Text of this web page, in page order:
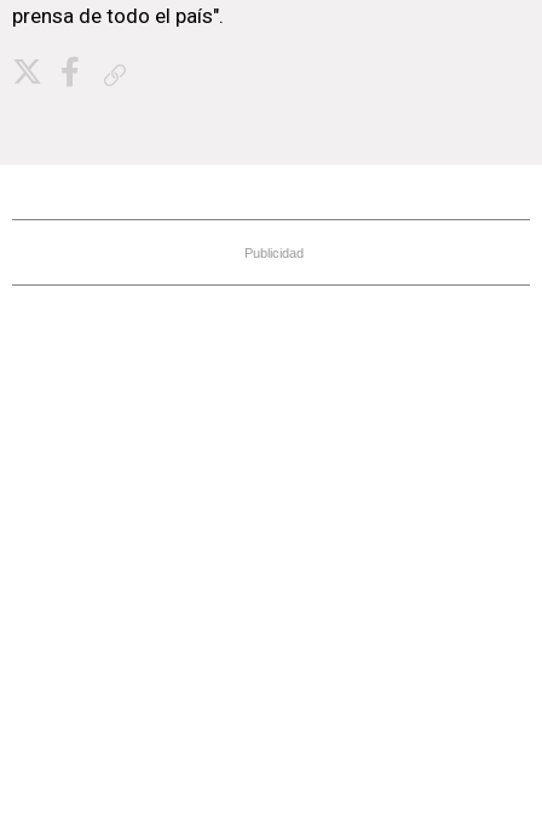
prensa de todo el país".
Publicidad